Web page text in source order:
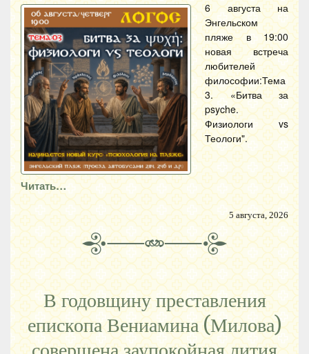
6 августа на
Энгельском
пляже в 19:00
новая встреча
любителей
философии:Тема
3. «Битва за
psyche.
Физиологи vs
Теологи".
Читать…
5 августа, 2026
В годовщину преставления
епископа Вениамина (Милова)